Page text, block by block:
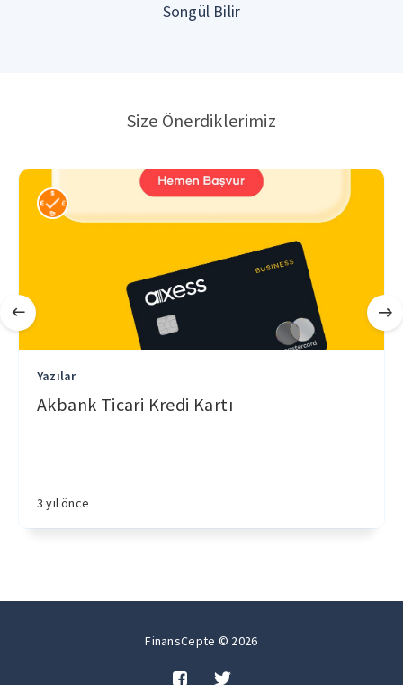
Songül Bilir
Size Önerdiklerimiz
Yazılar
Akbank Ticari Kredi Kartı
3 yıl önce
FinansCepte © 2026